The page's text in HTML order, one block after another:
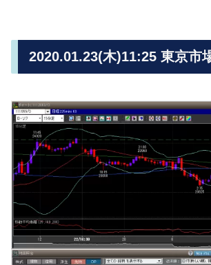
2020.01.23(木)11:25 東京市